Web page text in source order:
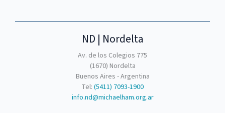
ND | Nordelta
Av. de los Colegios 775
(1670) Nordelta
Buenos Aires - Argentina
Tel: (5411) 7093-1900
info.nd@michaelham.org.ar